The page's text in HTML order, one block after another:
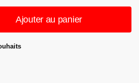
Ajouter au panier